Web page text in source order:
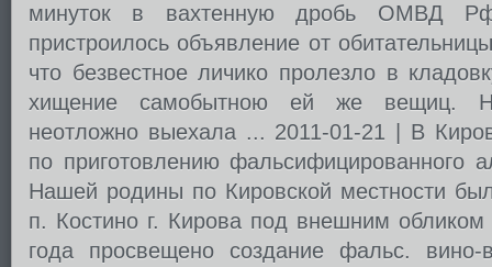
минуток в вахтенную дробь ОМВД
пристроилось объявление от
что безвестное личико пролезло в
хищение самобытною ей же вещиц.
неотложно выехала ... 2011-01-21 | В
по приготовлению фальсифицированного
Нашей родины по Кировской местности
п. Костино г. Кирова под внешним обликом
года просвещено создание фальс. вино-